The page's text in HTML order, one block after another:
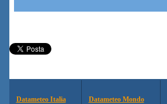
Datameteo Italia Datameteo Mondo